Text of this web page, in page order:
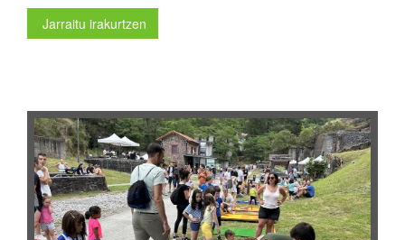
Jarraitu irakurtzen